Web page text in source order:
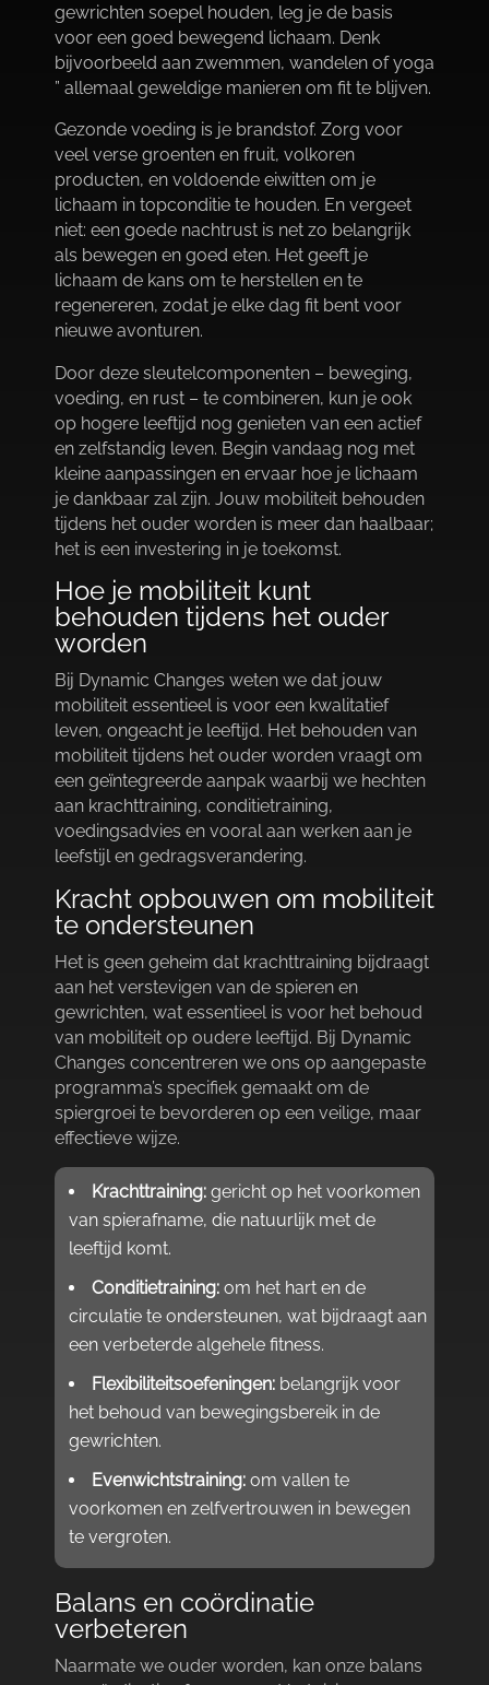
gewrichten soepel houden, leg je de basis
voor een goed bewegend lichaam.​ Denk
bijvoorbeeld aan zwemmen, wandelen of yoga
” allemaal geweldige manieren om fit te blijven.​
Gezonde voeding is je brandstof.​ Zorg voor
veel verse groenten en fruit, volkoren
producten, en voldoende eiwitten om je
lichaam in topconditie te houden.​ En vergeet
niet: een goede nachtrust is net zo belangrijk
als bewegen en goed eten.​ Het geeft je
lichaam de kans om te herstellen en te
regenereren, zodat je elke dag fit bent voor
nieuwe avonturen.​
Door deze sleutelcomponenten – beweging,
voeding, en rust – te combineren, kun je ook
op hogere leeftijd nog genieten van een actief
en zelfstandig leven.​ Begin vandaag nog met
kleine aanpassingen en ervaar hoe je lichaam
je dankbaar zal zijn.​ Jouw mobiliteit behouden
tijdens het ouder worden is meer dan haalbaar;
het is een investering in je toekomst.​
Hoe je mobiliteit kunt
behouden tijdens het ouder
worden
Bij Dynamic Changes weten we dat jouw
mobiliteit essentieel is voor een kwalitatief
leven, ongeacht je leeftijd.​ Het behouden van
mobiliteit tijdens het ouder worden vraagt om
een geïntegreerde aanpak waarbij we hechten
aan krachttraining, conditietraining,
voedingsadvies en vooral aan werken aan je
leefstijl en gedragsverandering.​
Kracht opbouwen om mobiliteit
te ondersteunen
Het is geen geheim dat krachttraining bijdraagt
aan het verstevigen van de spieren en
gewrichten, wat essentieel is voor het behoud
van mobiliteit op oudere leeftijd.​ Bij Dynamic
Changes concentreren we ons op aangepaste
programma’s specifiek gemaakt om de
spiergroei te bevorderen op een veilige, maar
effectieve wijze.​
Krachttraining: gericht op het voorkomen
van spierafname, die natuurlijk met de
leeftijd komt.​
Conditietraining: om het hart en de
circulatie te ondersteunen, wat bijdraagt aan
een verbeterde algehele fitness.​
Flexibiliteitsoefeningen: belangrijk voor
het behoud van bewegingsbereik in de
gewrichten.​
Evenwichtstraining: om vallen te
voorkomen en zelfvertrouwen in bewegen
te vergroten.​
Balans en coördinatie
verbeteren
Naarmate we ouder worden, kan onze balans